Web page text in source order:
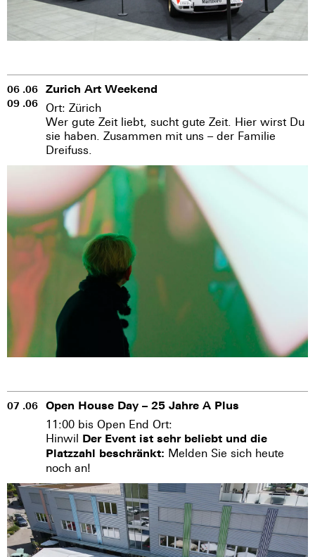
06 .06
09 .06
Zurich Art Weekend
Ort: Zürich
Wer gute Zeit liebt, sucht gute Zeit. Hier wirst Du
sie haben. Zusammen mit uns – der Familie
Dreifuss.
07 .06 Open House Day – 25 Jahre A Plus
11:00 bis Open End Ort:
Hinwil Der Event ist sehr beliebt und die
Platzzahl beschränkt: Melden Sie sich heute
noch an!